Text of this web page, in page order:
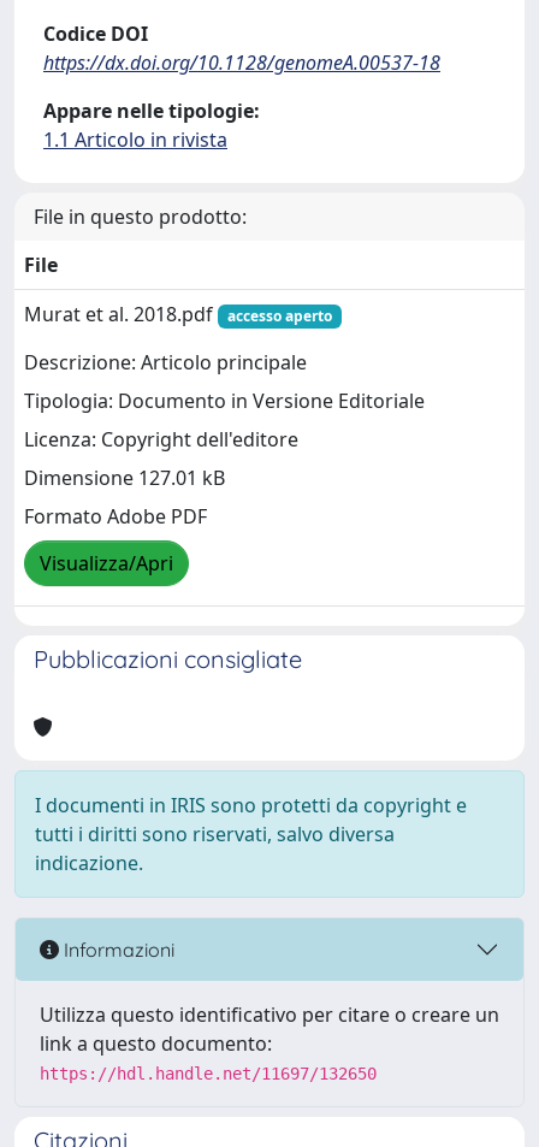
Codice DOI
https://dx.doi.org/10.1128/genomeA.00537-18
Appare nelle tipologie:
1.1 Articolo in rivista
File in questo prodotto:
File
Murat et al. 2018.pdf
accesso aperto
Descrizione: Articolo principale
Tipologia: Documento in Versione Editoriale
Licenza: Copyright dell'editore
Dimensione 127.01 kB
Formato Adobe PDF
Visualizza/Apri
Pubblicazioni consigliate
I documenti in IRIS sono protetti da copyright e
tutti i diritti sono riservati, salvo diversa
indicazione.
Informazioni
Utilizza questo identificativo per citare o creare un
link a questo documento:
https://hdl.handle.net/11697/132650
Citazioni